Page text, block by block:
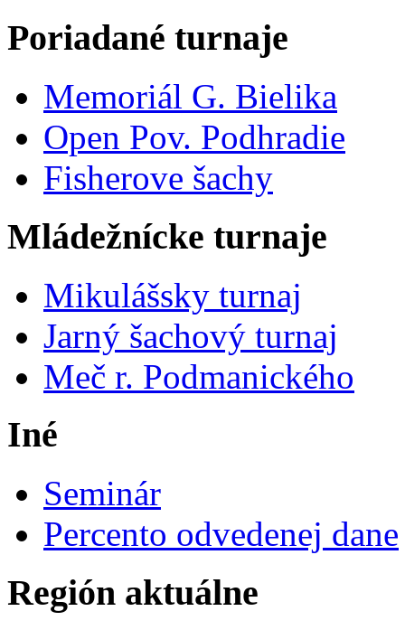
Poriadané turnaje
Memoriál G. Bielika
Open Pov. Podhradie
Fisherove šachy
Mládežnícke turnaje
Mikulášsky turnaj
Jarný šachový turnaj
Meč r. Podmanického
Iné
Seminár
Percento odvedenej dane
Región aktuálne